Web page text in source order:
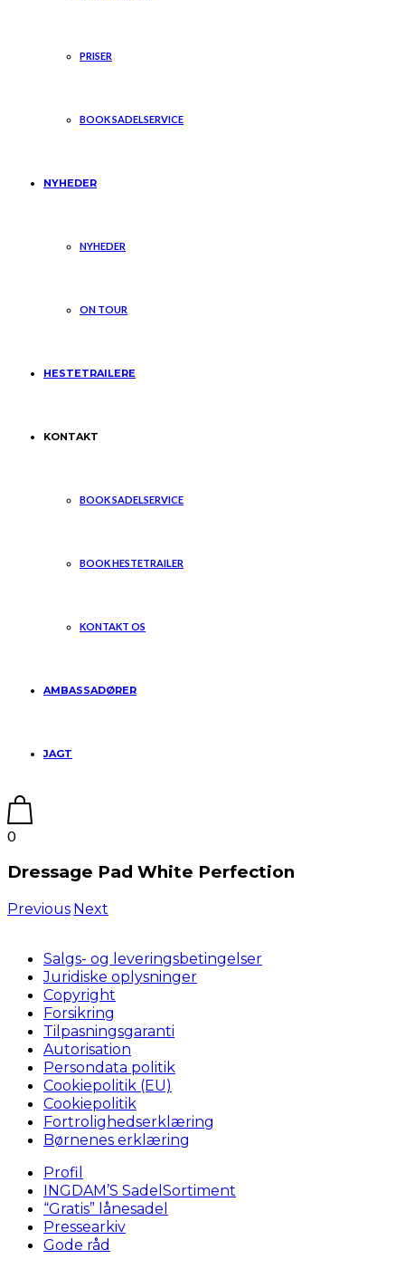
PRISER
BOOK SADELSERVICE
NYHEDER
NYHEDER
ON TOUR
HESTETRAILERE
KONTAKT
BOOK SADELSERVICE
BOOK HESTETRAILER
KONTAKT OS
AMBASSADØRER
JAGT
0
Dressage Pad White Perfection
Previous Next
Salgs- og leveringsbetingelser
Juridiske oplysninger
Copyright
Forsikring
Tilpasningsgaranti
Autorisation
Persondata politik
Cookiepolitik (EU)
Cookiepolitik
Fortrolighedserklæring
Børnenes erklæring
Profil
INGDAM’S SadelSortiment
“Gratis” lånesadel
Pressearkiv
Gode råd